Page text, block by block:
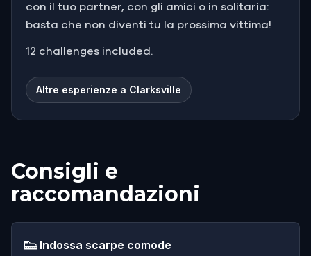
con il tuo partner, con gli amici o in solitaria:
basta che non diventi tu la prossima vittima!
12 challenges included.
Altre esperienze a Clarksville
Consigli e
raccomandazioni
👟 Indossa scarpe comode